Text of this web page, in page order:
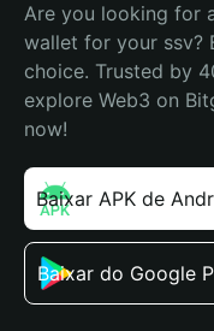
Are you looking for
wallet for your ssv?
choice. Trusted by
explore Web3 on
now!
Baixar APK de
Baixar do Google